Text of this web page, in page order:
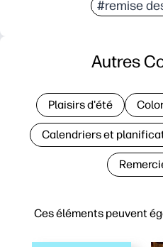
#remise
Ces éléments peuvent
Autres
Plaisirs d'été
Calendriers et